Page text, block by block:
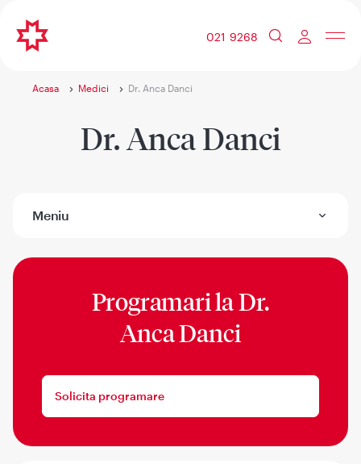
021 9268
Acasa Medici Dr. Anca Danci
Dr. Anca Danci
Meniu
Programari laDr.
Anca Danci
Solicita programare